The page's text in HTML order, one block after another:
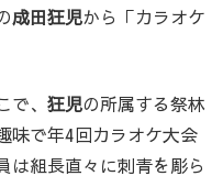
成田狂児から「カラオケ
で、 狂児の所属する祭林
味で年4回カラオケ大会
は組長直々に刺青を彫ら